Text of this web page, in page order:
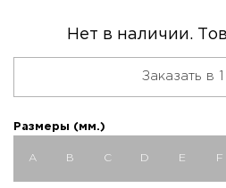
Нет в наличии.
Заказать в
Размеры (мм.)
A B C D E F